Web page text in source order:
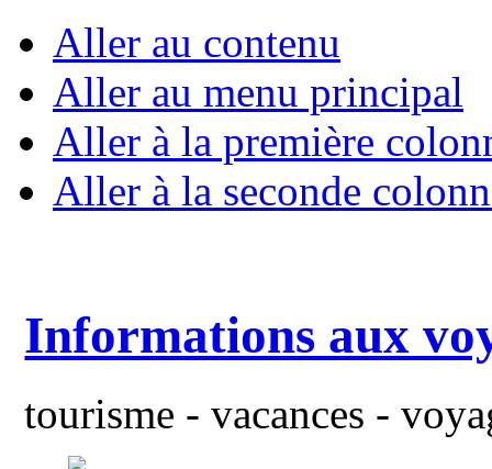
Aller au contenu
Aller au menu principal
Aller à la première
Aller à la seconde
Informations aux
tourisme - vacances -